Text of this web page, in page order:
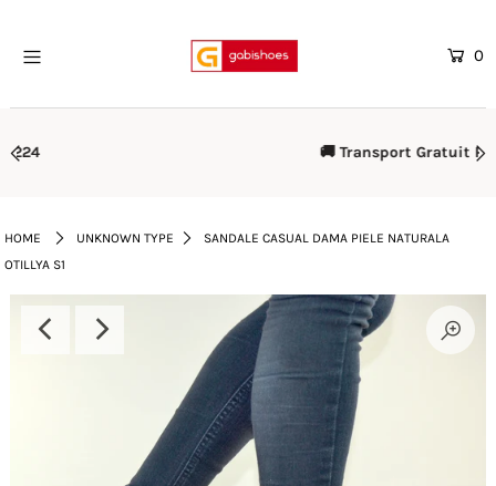
0
🚚 Transport Gratuit Peste 500 lei
HOME UNKNOWN TYPE
SANDALE CASUAL DAMA PIELE NATURALA
OTILLYA S1
Mega Oferte
Barbati
Rieker